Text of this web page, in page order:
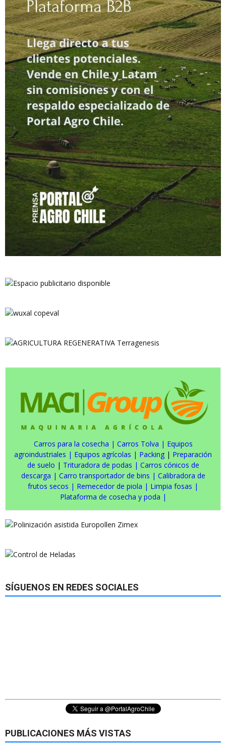
Carros para la cosecha | Carros Tolva | Equipos
agroindustriales | Equipos agrícolas | Packing | Preparación
de suelo | Trituradora de podas | Carros cónicos de
descarga | Carro transportador de bins | Calibradora de
frutos secos | Remecedor de piola | Limpia fosas |
Plataforma de cosecha y poda |
SÍGUENOS EN REDES SOCIALES
PUBLICACIONES MÁS VISTAS